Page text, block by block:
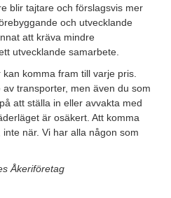
blir tajtare och förslagsvis mer
och utvecklande
att kräva mindre
utvecklande samarbete.
komma fram till varje pris.
transporter, men även du som
att ställa in eller avvakta med
är osäkert. Att komma
när. Vi har alla någon som
Åkeriföretag